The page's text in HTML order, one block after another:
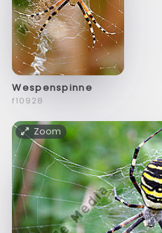
Wespenspinne
f10928
Zoom